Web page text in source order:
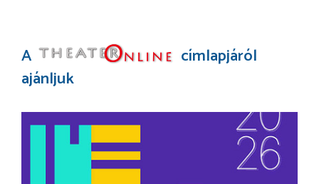
A
címlapjáról
ajánljuk